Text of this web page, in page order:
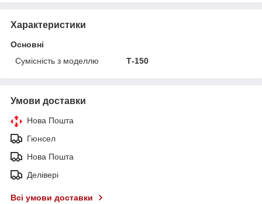
Характеристики
Основні
Сумісність з моделлю
Т-150
Умови доставки
Нова Пошта
Гюнсел
Нова Пошта
Делівері
Всі умови доставки